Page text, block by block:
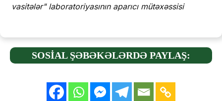
vasitələr" laboratoriyasının aparıcı mütəxəssisi
SOSİAL ŞƏBƏKƏLƏRDƏ PAYLAŞ: